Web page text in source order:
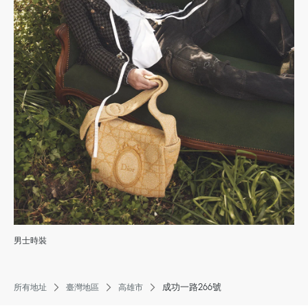
男士時裝
所有地址 臺灣地區 高雄市 成功一路266號